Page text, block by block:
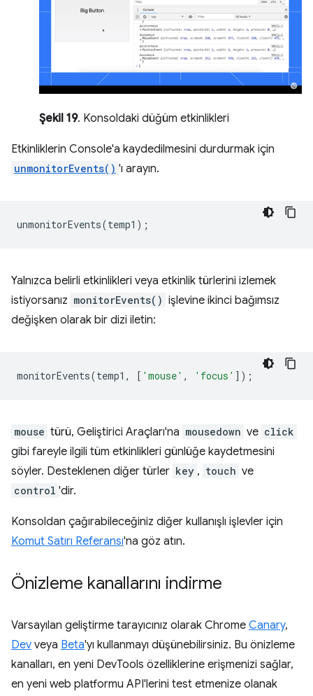
Şekil 19. Konsoldaki düğüm etkinlikleri
Etkinliklerin Console'a kaydedilmesini durdurmak için
unmonitorEvents() 'ı arayın.
unmonitorEvents(temp1 );
Yalnızca belirli etkinlikleri veya etkinlik türlerini izlemek
istiyorsanız monitorEvents() işlevine ikinci bağımsız
değişken olarak bir dizi iletin:
monitorEvents(temp1 , [ 'mouse' , 'focus' ]);
mouse türü, Geliştirici Araçları'na mousedown ve click
gibi fareyle ilgili tüm etkinlikleri günlüğe kaydetmesini
söyler. Desteklenen diğer türler key , touch ve
control 'dir.
Konsoldan çağırabileceğiniz diğer kullanışlı işlevler için
Komut Satırı Referansı'na göz atın.
Önizleme kanallarını indirme
Varsayılan geliştirme tarayıcınız olarak Chrome Canary,
Dev veya Beta'yı kullanmayı düşünebilirsiniz. Bu önizleme
kanalları, en yeni DevTools özelliklerine erişmenizi sağlar,
en yeni web platformu API'lerini test etmenize olanak